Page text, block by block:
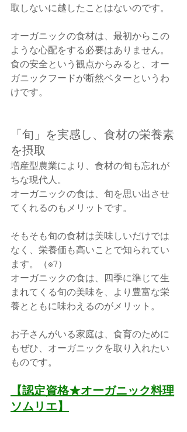
取しないに越したことはないのです。
オーガニックの食材は、最初からこの
ような心配をする必要はありません。
食の安全という観点からみると、オー
ガニックフードが断然ベターというわ
けです。
「旬」を実感し、食材の栄養素
を摂取
増産型農業により、食材の旬も忘れが
ちな現代人。
オーガニックの食は、旬を思い出させ
てくれるのもメリットです。
そもそも旬の食材は美味しいだけでは
なく、栄養価も高いことで知られてい
ます。（※7）
オーガニックの食は、四季に準じて生
まれてくる旬の美味を、より豊富な栄
養とともに味わえるのがメリット。
お子さんがいる家庭は、食育のために
もぜひ、オーガニックを取り入れたい
ものです。
【認定資格★オーガニック料理
ソムリエ】